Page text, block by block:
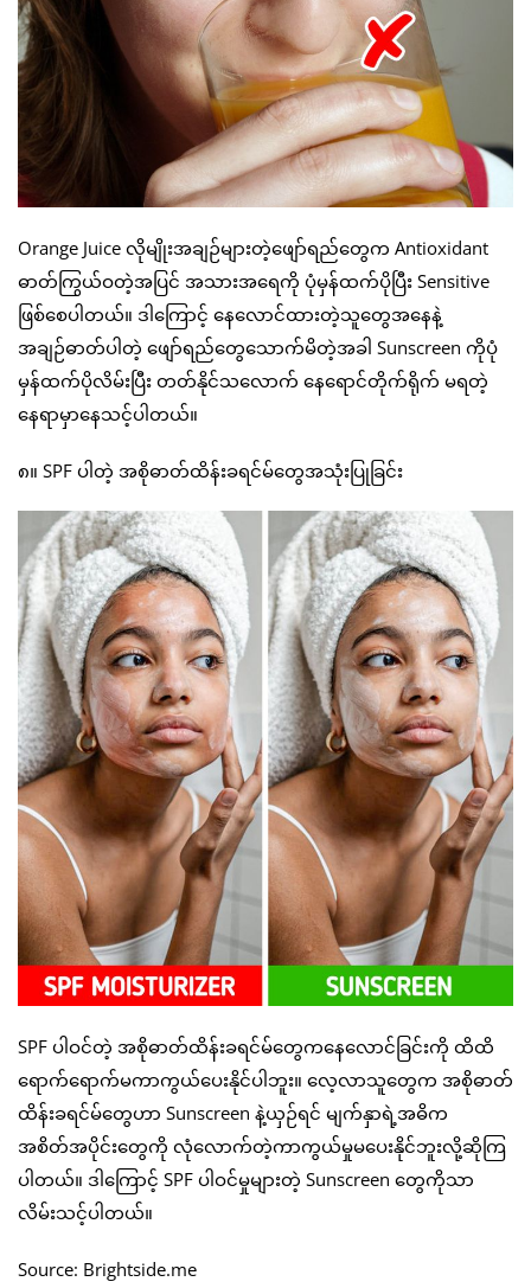
Orange Juice လိုမျိုးအချဉ်များတဲ့ဖျော်ရည်တွေက Antioxidant
ဓာတ်ကြွယ်ဝတဲ့အပြင် အသားအရေကို ပုံမှန်ထက်ပိုပြီး Sensitive
ဖြစ်စေပါတယ်။ ဒါကြောင့် နေလောင်ထားတဲ့သူတွေအနေနဲ့
အချဉ်ဓာတ်ပါတဲ့ ဖျော်ရည်တွေသောက်မိတဲ့အခါ Sunscreen ကိုပုံ
မှန်ထက်ပိုလိမ်းပြီး တတ်နိုင်သလောက် နေရောင်တိုက်ရိုက် မရတဲ့
နေရာမှာနေသင့်ပါတယ်။
၈။ SPF ပါတဲ့ အစိုဓာတ်ထိန်းခရင်မ်တွေအသုံးပြုခြင်း
SPF ပါဝင်တဲ့ အစိုဓာတ်ထိန်းခရင်မ်တွေကနေလောင်ခြင်းကို ထိထိ
ရောက်ရောက်မကာကွယ်ပေးနိုင်ပါဘူး။ လေ့လာသူတွေက အစိုဓာတ်
ထိန်းခရင်မ်တွေဟာ Sunscreen နဲ့ယှဉ်ရင် မျက်နှာရဲ့အဓိက
အစိတ်အပိုင်းတွေကို လုံလောက်တဲ့ကာကွယ်မှုမပေးနိုင်ဘူးလို့ဆိုကြ
ပါတယ်။ ဒါကြောင့် SPF ပါဝင်မှုများတဲ့ Sunscreen တွေကိုသာ
လိမ်းသင့်ပါတယ်။
Source: Brightside.me